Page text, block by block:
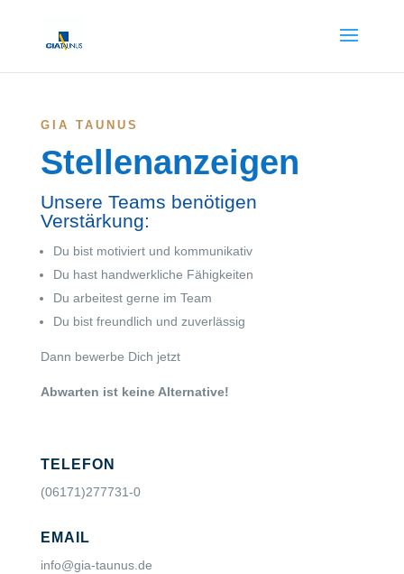
GIA TAUNUS
Stellenanzeigen
Unsere Teams benötigen
Verstärkung:
Du bist motiviert und kommunikativ
Du hast handwerkliche Fähigkeiten
Du arbeitest gerne im Team
Du bist freundlich und zuverlässig
Dann bewerbe Dich jetzt
Abwarten ist keine Alternative!
TELEFON
(06171)277731-0
EMAIL
info@gia-taunus.de